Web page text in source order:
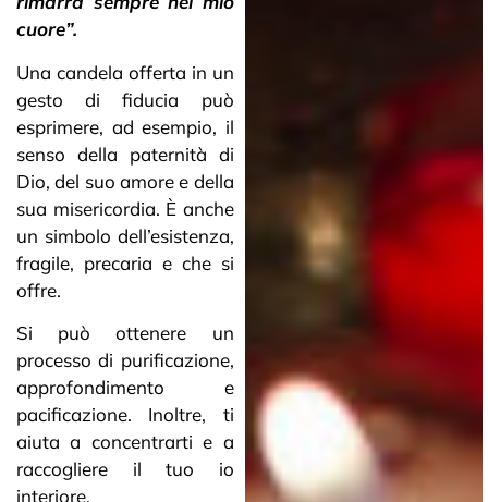
cuore”.
Una candela offerta in un
gesto di fiducia può
esprimere, ad esempio, il
senso della paternità di
Dio, del suo amore e della
sua misericordia. È anche
un simbolo dell’esistenza,
fragile, precaria e che si
offre.
Si può ottenere un
processo di purificazione,
approfondimento e
pacificazione. Inoltre, ti
aiuta a concentrarti e a
raccogliere il tuo io
interiore.